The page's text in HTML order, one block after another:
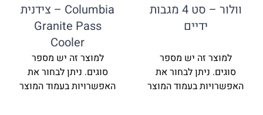
וולור – סט 4 מגבות
ידיים
למוצר זה יש מספר
סוגים. ניתן לבחור את
האפשרויות בעמוד המוצר
Columbia – צידנית
Granite Pass
Cooler
למוצר זה יש מספר
סוגים. ניתן לבחור את
האפשרויות בעמוד המוצר